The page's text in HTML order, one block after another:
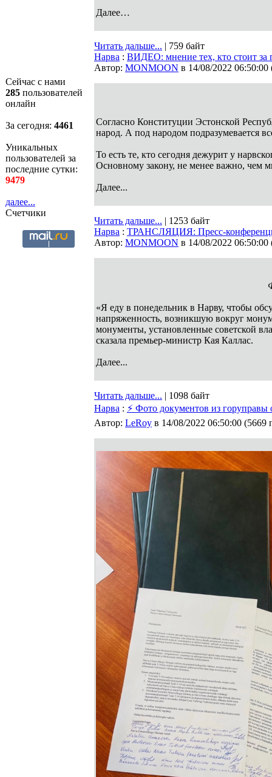
Сейчас с нами
285 пользователей
онлайн
За сегодня: 4461
Уникальных
пользователей за
последние сутки:
9479
далее...
Счетчики
Далее…
Читать дальше... | 759 байт
Нарва : ВИДЕО: мнение тех, кто стоит за
Автор: MONMOON в 14/08/2022 06:50:00
Согласно Конституции Эстонской
народ. А под народом подразумевается
То есть те, кто сегодня дежурит у
Основному закону, не менее важно, чем
Далее...
Читать дальше... | 1253 байт
Нарва : ТРАНСЛЯЦИЯ: Пресс-
Автор: MONMOON в 14/08/2022 06:50:00
«Я еду в понедельник в Нарву, чтобы
напряженность, возникшую вокруг
монументы, установленные советской
сказала премьер-министр Кая Каллас.
Далее...
Читать дальше... | 1098 байт
Нарва : ⚡ Фото документов из горуправы
Автор: LeRoy в 14/08/2022 06:50:00 (5669